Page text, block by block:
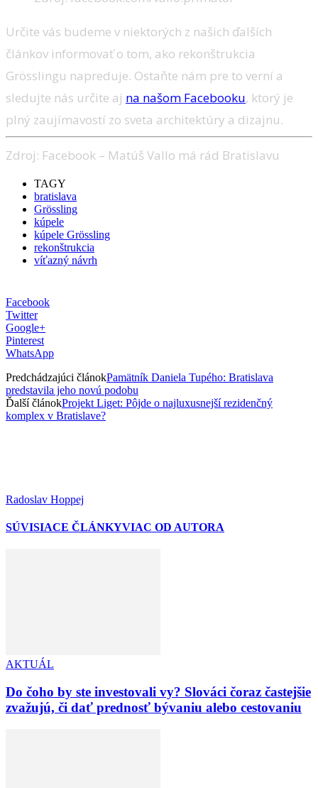
Určite vás budeme v niektorých z našich ďalších
článkov informovať o tom, ako rekonštrukcia
Grösslingu napreduje. Ostaňte nám pre to verní a
sledujte nás určite aj na našom Facebooku, ktorý je
plný zaujímavostí zo sveta architektúry a dizajnu.
Zdroj: Facebook – Matúš Vallo má rád Bratislavu
TAGY
bratislava
Grössling
kúpele
kúpele Grössling
rekonštrukcia
víťazný návrh
Facebook
Twitter
Google+
Pinterest
WhatsApp
Predchádzajúci článokPamätník Daniela Tupého: Bratislava
predstavila jeho novú podobu
Ďalší článokProjekt Liget: Pôjde o najluxusnejší rezidenčný
komplex v Bratislave?
Radoslav Hoppej
SÚVISIACE ČLÁNKYVIAC OD AUTORA
AKTUÁL
Do čoho by ste investovali vy? Slováci čoraz častejšie
zvažujú, či dať prednosť bývaniu alebo cestovaniu